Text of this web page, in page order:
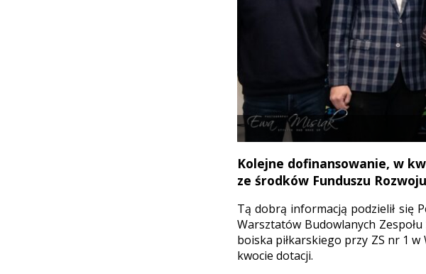
Kolejne dofinansowanie, w
ze środków Funduszu
Tą dobrą informacją podzielił się
Warsztatów Budowlanych
boiska piłkarskiego przy ZS nr 1 w
kwocie dotacji.